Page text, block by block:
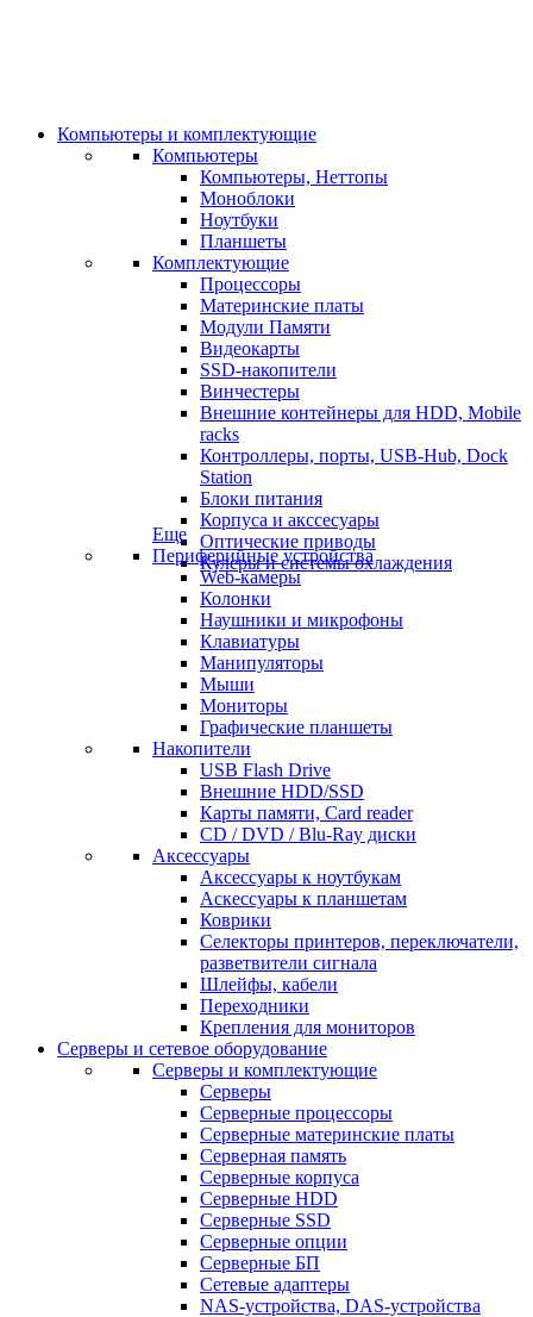
Компьютеры и комплектующие
Компьютеры
Компьютеры, Неттопы
Моноблоки
Ноутбуки
Планшеты
Комплектующие
Процессоры
Материнские платы
Модули Памяти
Видеокарты
SSD-накопители
Винчестеры
Внешние контейнеры для HDD, Mobile
racks
Контроллеры, порты, USB-Hub, Dock
Station
Блоки питания
Корпуса и акссесуары
Оптические приводы
Кулеры и системы охлаждения
Еще
Периферийные устройства
Web-камеры
Колонки
Наушники и микрофоны
Клавиатуры
Манипуляторы
Мыши
Мониторы
Графические планшеты
Накопители
USB Flash Drive
Внешние HDD/SSD
Карты памяти, Card reader
CD / DVD / Blu-Ray диски
Аксессуары
Аксессуары к ноутбукам
Аскессуары к планшетам
Коврики
Селекторы принтеров, переключатели,
разветвители сигнала
Шлейфы, кабели
Переходники
Крепления для мониторов
Серверы и сетевое оборудование
Серверы и комплектующие
Серверы
Серверные процессоры
Серверные материнские платы
Серверная память
Серверные корпуса
Серверные HDD
Серверные SSD
Серверные опции
Серверные БП
Сетевые адаптеры
NAS-устройства, DAS-устройства